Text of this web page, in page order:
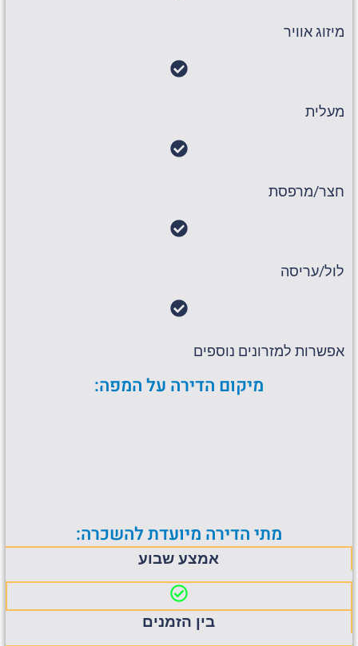
מיזוג אוויר
מעלית
חצר/מרפסת
לול/עריסה
אפשרות למזרונים נוספים
מיקום הדירה על המפה:
מתי הדירה מיועדת להשכרה:
אמצע שבוע
בין הזמנים